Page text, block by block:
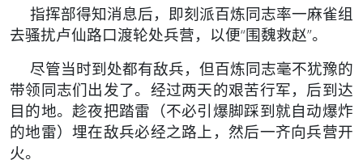
指挥部得知消息后，即刻派百炼同志率一麻雀组
去骚扰卢仙路口渡轮处兵营，以便“围魏救赵”。
尽管当时到处都有敌兵，但百炼同志毫不犹豫的
带领同志们出发了。经过两天的艰苦行军，后到达
目的地。趁夜把踏雷（不必引爆脚踩到就自动爆炸
的地雷）埋在敌兵必经之路上，然后一齐向兵营开
火。